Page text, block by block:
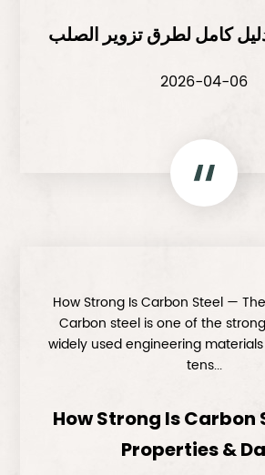
كامل لطرق تزوير الصلب
2026-04-06
How Strong Is Carbon Steel —
Carbon steel is one of the
widely used engineering
tens...
How Strong Is Carbon
Properties &